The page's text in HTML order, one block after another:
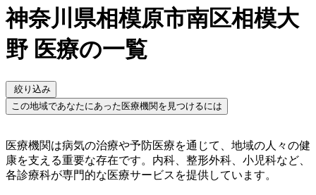
神奈川県相模原市南区相模大
野 医療の一覧
絞り込み
この地域であなたにあった医療機関を見つけるには
医療機関は病気の治療や予防医療を通じて、地域の人々の健
康を支える重要な存在です。内科、整形外科、小児科など、
各診療科が専門的な医療サービスを提供しています。